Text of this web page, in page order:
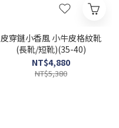
皮穿鏈小香風 小牛皮格紋靴
(長靴/短靴)(35-40)
NT$4,880
NT$5,380